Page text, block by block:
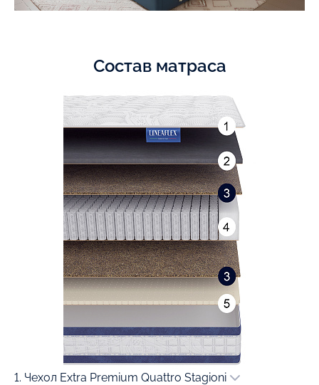
Состав матраса
1. Чехол Extra Premium Quattro Stagioni